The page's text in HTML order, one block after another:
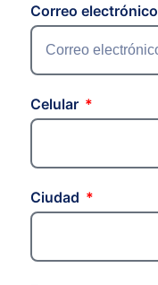
Correo electrónico
Celular
Ciudad